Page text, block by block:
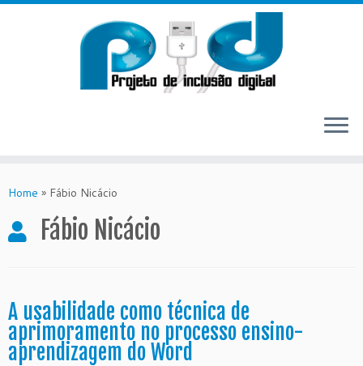
toHome » Fábio Nicácio
Fábio Nicácio
A usabilidade como técnica de
aprimoramento no processo ensino-
aprendizagem do Word